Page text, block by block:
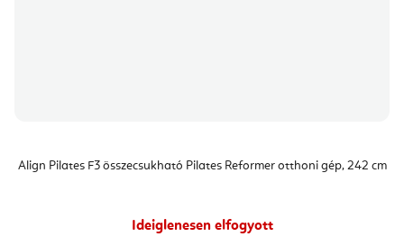
Align Pilates F3 összecsukható Pilates Reformer otthoni gép, 242 cm
Ideiglenesen elfogyott